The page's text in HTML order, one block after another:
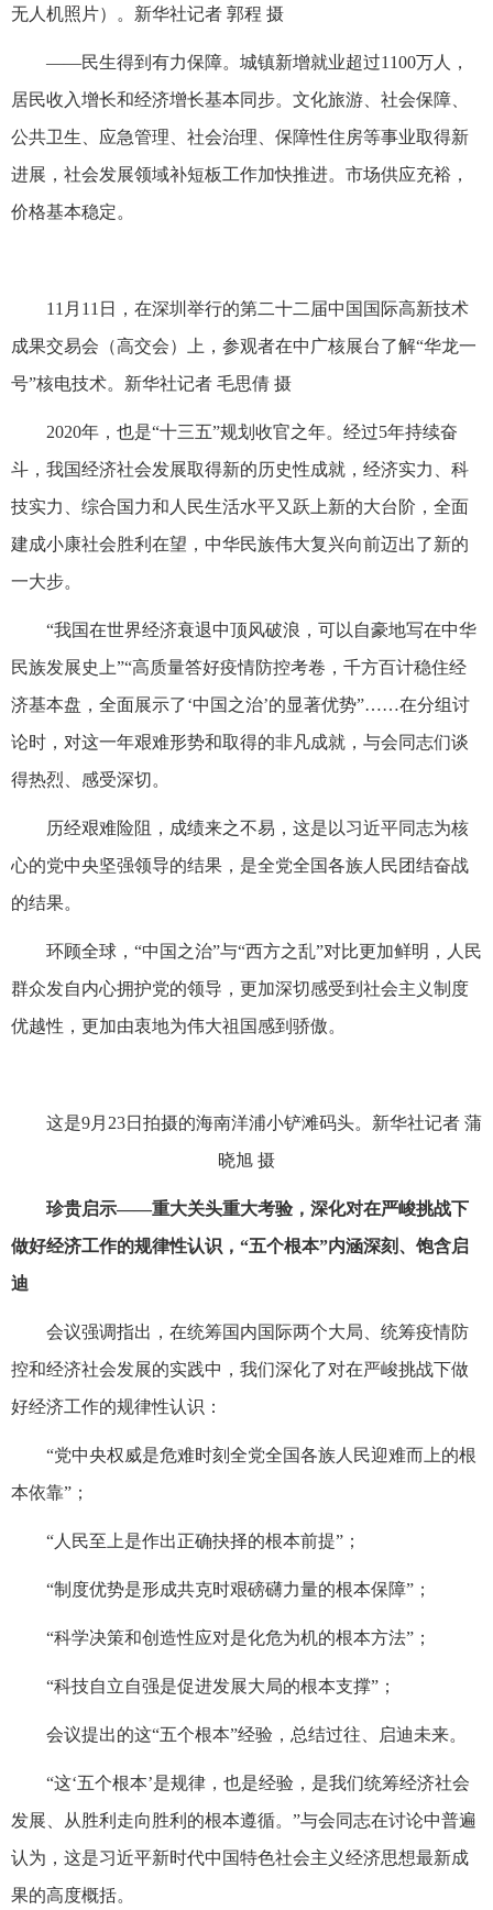
无人机照片）。新华社记者 郭程 摄
——民生得到有力保障。城镇新增就业超过1100万人，
居民收入增长和经济增长基本同步。文化旅游、社会保障、
公共卫生、应急管理、社会治理、保障性住房等事业取得新
进展，社会发展领域补短板工作加快推进。市场供应充裕，
价格基本稳定。
11月11日，在深圳举行的第二十二届中国国际高新技术
成果交易会（高交会）上，参观者在中广核展台了解“华龙一
号”核电技术。新华社记者 毛思倩 摄
2020年，也是“十三五”规划收官之年。经过5年持续奋
斗，我国经济社会发展取得新的历史性成就，经济实力、科
技实力、综合国力和人民生活水平又跃上新的大台阶，全面
建成小康社会胜利在望，中华民族伟大复兴向前迈出了新的
一大步。
“我国在世界经济衰退中顶风破浪，可以自豪地写在中华
民族发展史上”“高质量答好疫情防控考卷，千方百计稳住经
济基本盘，全面展示了‘中国之治’的显著优势”……在分组讨
论时，对这一年艰难形势和取得的非凡成就，与会同志们谈
得热烈、感受深切。
历经艰难险阻，成绩来之不易，这是以习近平同志为核
心的党中央坚强领导的结果，是全党全国各族人民团结奋战
的结果。
环顾全球，“中国之治”与“西方之乱”对比更加鲜明，人民
群众发自内心拥护党的领导，更加深切感受到社会主义制度
优越性，更加由衷地为伟大祖国感到骄傲。
这是9月23日拍摄的海南洋浦小铲滩码头。新华社记者 蒲
晓旭 摄
珍贵启示——重大关头重大考验，深化对在严峻挑战下
做好经济工作的规律性认识，“五个根本”内涵深刻、饱含启
迪
会议强调指出，在统筹国内国际两个大局、统筹疫情防
控和经济社会发展的实践中，我们深化了对在严峻挑战下做
好经济工作的规律性认识：
“党中央权威是危难时刻全党全国各族人民迎难而上的根
本依靠”；
“人民至上是作出正确抉择的根本前提”；
“制度优势是形成共克时艰磅礴力量的根本保障”；
“科学决策和创造性应对是化危为机的根本方法”；
“科技自立自强是促进发展大局的根本支撑”；
会议提出的这“五个根本”经验，总结过往、启迪未来。
“这‘五个根本’是规律，也是经验，是我们统筹经济社会
发展、从胜利走向胜利的根本遵循。”与会同志在讨论中普遍
认为，这是习近平新时代中国特色社会主义经济思想最新成
果的高度概括。